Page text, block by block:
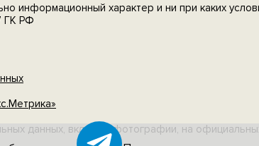
информационный характер и ни при каких
ГК РФ
данных, включая фотографии, на